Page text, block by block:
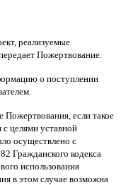
, реализуемые
Пожертвование
о поступлении
Пожертвования если такое
с целями уставной
осуществлено с
Гражданского кодекса
использования
в этом случае возможна